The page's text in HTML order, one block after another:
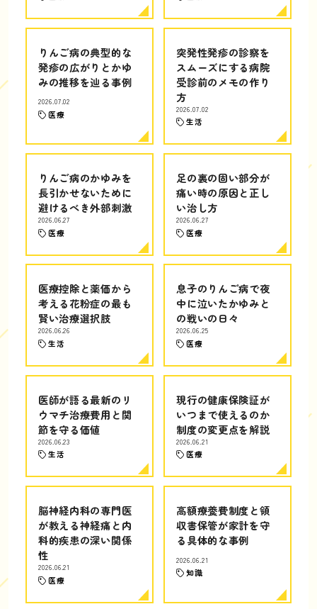
りんご病の典型的な
発疹の広がりとかゆ
みの推移を辿る事例
2026.07.02
医療
突発性発疹の診察を
スムーズにする病院
受診前のメモの作り
方
2026.07.02
生活
りんご病のかゆみを
長引かせないために
避けるべき外部刺激
2026.06.27
医療
足の裏の固い部分が
痛い時の原因と正し
い治し方
2026.06.27
医療
医療控除と薬価から
考える花粉症の最も
賢い治療選択肢
2026.06.26
生活
息子のりんご病で夜
中に泣いたかゆみと
の戦いの日々
2026.06.25
医療
医師が語る最新のリ
ウマチ治療費用と関
節を守る価値
2026.06.23
生活
現行の健康保険証が
いつまで使えるのか
制度の変更点を解説
2026.06.21
医療
脳神経内科の専門医
が教える神経痛と内
科的疾患の深い関係
性
2026.06.21
医療
高額療養費制度と領
収書保管が家計を守
る具体的な事例
2026.06.21
知識